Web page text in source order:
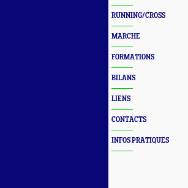
RUNNING/CROSS
MARCHE
FORMATIONS
BILANS
LIENS
CONTACTS
INFOS PRATIQUES